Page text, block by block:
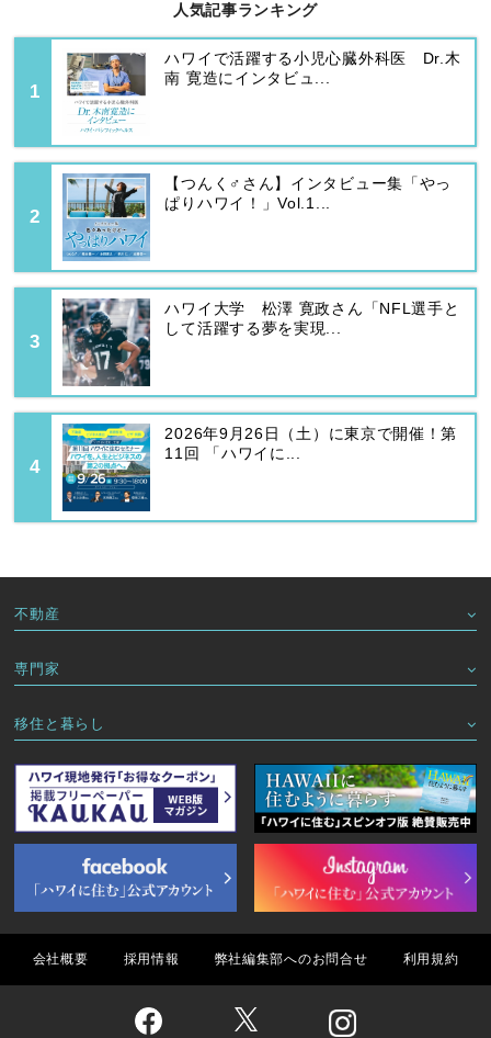
人気記事ランキング
ハワイで活躍する小児心臓外科医 Dr.木
南 寛造にインタビュ...
【つんく♂さん】インタビュー集「やっ
ぱりハワイ！」Vol.1...
ハワイ大学 松澤 寛政さん「NFL選手と
して活躍する夢を実現...
2026年9月26日（土）に東京で開催！第
11回 「ハワイに...
不動産
専門家
移住と暮らし
会社概要 採用情報 弊社編集部へのお問合せ 利用規約